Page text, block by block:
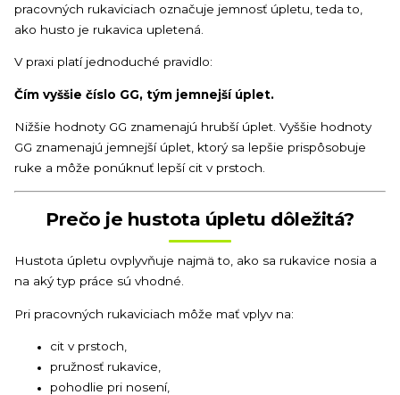
pracovných rukaviciach označuje jemnosť úpletu, teda to,
ako husto je rukavica upletená.
V praxi platí jednoduché pravidlo:
Čím vyššie číslo GG, tým jemnejší úplet.
Nižšie hodnoty GG znamenajú hrubší úplet. Vyššie hodnoty
GG znamenajú jemnejší úplet, ktorý sa lepšie prispôsobuje
ruke a môže ponúknuť lepší cit v prstoch.
Prečo je hustota úpletu dôležitá?
Hustota úpletu ovplyvňuje najmä to, ako sa rukavice nosia a
na aký typ práce sú vhodné.
Pri pracovných rukaviciach môže mať vplyv na:
cit v prstoch,
pružnosť rukavice,
pohodlie pri nosení,